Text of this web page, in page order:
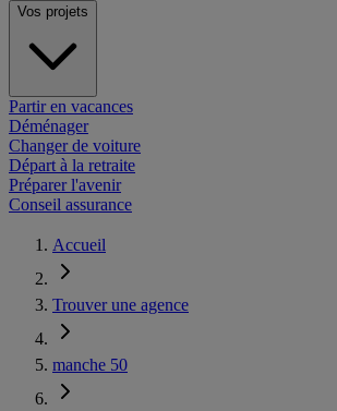
Vos projets
Partir en vacances
Déménager
Changer de voiture
Départ à la retraite
Préparer l'avenir
Conseil assurance
Accueil
Trouver une agence
manche 50